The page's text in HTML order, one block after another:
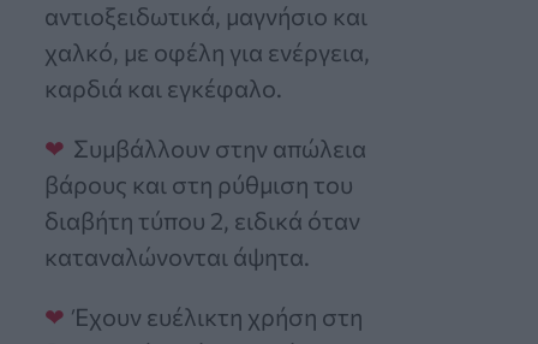
αντιοξειδωτικά, μαγνήσιο και
χαλκό, με οφέλη για ενέργεια,
καρδιά και εγκέφαλο.
Συμβάλλουν στην απώλεια
βάρους και στη ρύθμιση του
διαβήτη τύπου 2, ειδικά όταν
καταναλώνονται άψητα.
Έχουν ευέλικτη χρήση στη